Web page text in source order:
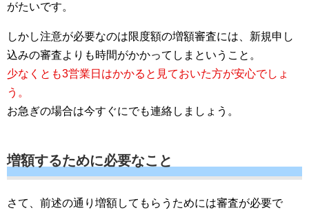
がたいです。
しかし注意が必要なのは限度額の増額審査には、新規申し
込みの審査よりも時間がかかってしまということ。
少なくとも3営業日はかかると見ておいた方が安心でしょ
う。
お急ぎの場合は今すぐにでも連絡しましょう。
増額するために必要なこと
さて、前述の通り増額してもらうためには審査が必要で